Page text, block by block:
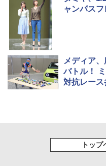
ャンパス
メディア
バトル！
対抗レース
トッ